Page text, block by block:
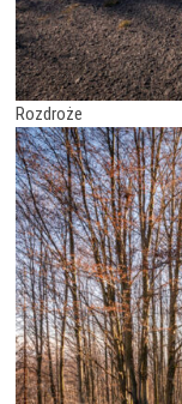
Rozdroże